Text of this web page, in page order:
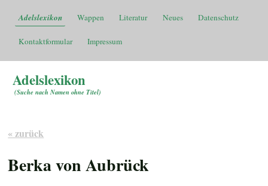
Adelslexikon Wappen Literatur Neues Datenschutz
Kontaktformular Impressum
Adelslexikon
(Suche nach Namen ohne Titel)
« zurück
Berka von Aubrück